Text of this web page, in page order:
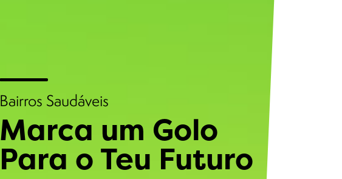
Bairros Saudáveis
Marca um Golo
Para o Teu Futuro